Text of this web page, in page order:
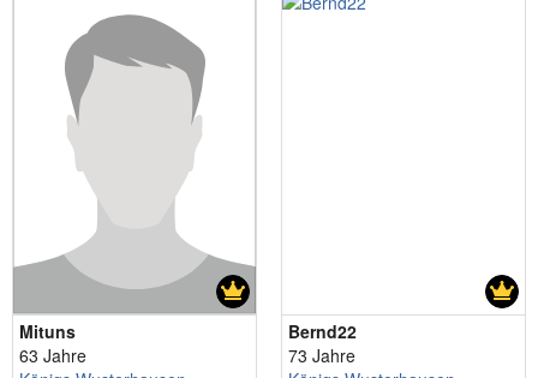
Mituns
63 Jahre
Bernd22
73 Jahre